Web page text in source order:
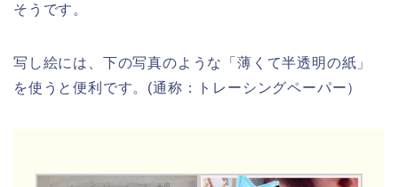
そうです。
写し絵には、下の写真のような「薄くて半透明の紙」
を使うと便利です。(通称：トレーシングペーパー）